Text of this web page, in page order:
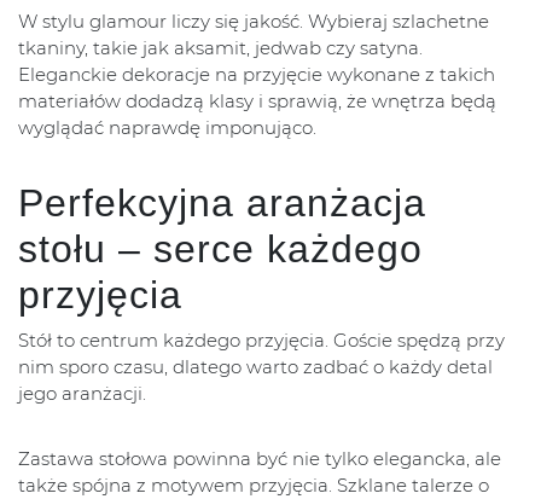
W stylu glamour liczy się jakość. Wybieraj szlachetne
tkaniny, takie jak aksamit, jedwab czy satyna.
Eleganckie dekoracje na przyjęcie wykonane z takich
materiałów dodadzą klasy i sprawią, że wnętrza będą
wyglądać naprawdę imponująco.
Perfekcyjna aranżacja
stołu – serce każdego
przyjęcia
Stół to centrum każdego przyjęcia. Goście spędzą przy
nim sporo czasu, dlatego warto zadbać o każdy detal
jego aranżacji.
Zastawa stołowa powinna być nie tylko elegancka, ale
także spójna z motywem przyjęcia. Szklane talerze o